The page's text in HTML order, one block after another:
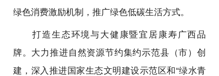
绿色消费激励机制，推广绿色低碳生活方式。
打造生态环境与大健康暨宜居康寿广西品
牌。大力推进自然资源节约集约示范县（市）创
建，深入推进国家生态文明建设示范区和“绿水青